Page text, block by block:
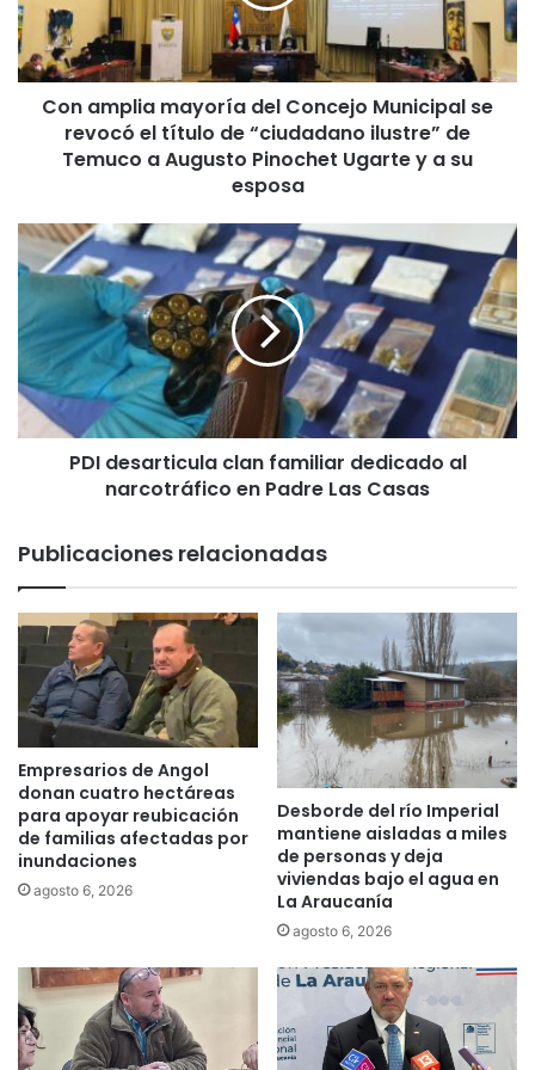
p
l
i
a
í
d
l
o
n
u
c
a
e
e
v
o
t
í
t
Con amplia mayoría del Concejo Municipal se
revocó el título de “ciudadano ilustre” de
Temuco a Augusto Pinochet Ugarte y a su
esposa
P
D
e
a
t
a
c
l
a
n
a
i
l
i
a
r
d
a
d
o
PDI desarticula clan familiar dedicado al
narcotráfico en Padre Las Casas
Publicaciones relacionadas
Empresarios de Angol
donan cuatro hectáreas
para apoyar reubicación
de familias afectadas por
inundaciones
agosto 6, 2026
Desborde del río Imperial
mantiene aisladas a miles
de personas y deja
viviendas bajo el agua en
La Araucanía
agosto 6, 2026